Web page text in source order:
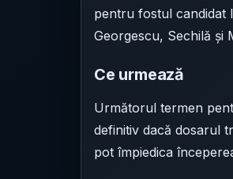
pentru fostul candidat
Georgescu, Sechilă și
Ce urmează
Următorul termen
definitiv dacă dosarul
pot împiedica